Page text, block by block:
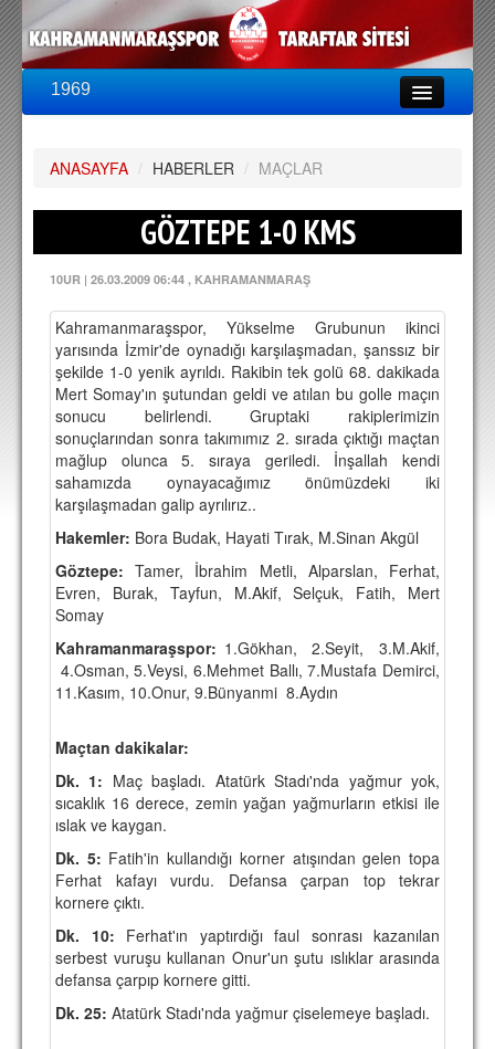
1969
PUAN DURUMU
FİKSTÜR
KADRO
A TAKIM KADROSU
TEKNİK KADRO
TRANSFERLER
TARAFTAR
BİLETLER
DEPLASMAN
LİSANSLI ÜRÜNLER
MULTİMEDYA
FOTOĞRAF & VİDEOLAR
MARŞ & TEZAHÜRATLAR
AMBLEM
SPOR TESİSLERİ
PERSONEL
SPONSORLAR
TARİHÇE
TARİHİ BAŞARILAR
ANASAYFA / HABERLER / MAÇLAR
GÖZTEPE 1-0 KMS
10UR | 26.03.2009 06:44 , KAHRAMANMARAŞ
Kahramanmaraşspor, Yükselme Grubunun ikinci
yarısında İzmir'de oynadığı karşılaşmadan, şanssız bir
şekilde 1-0 yenik ayrıldı. Rakibin tek golü 68. dakikada
Mert Somay'ın şutundan geldi ve atılan bu golle maçın
sonucu belirlendi. Gruptaki rakiplerimizin
sonuçlarından sonra takımımız 2. sırada çıktığı maçtan
mağlup olunca 5. sıraya geriledi. İnşallah kendi
sahamızda oynayacağımız önümüzdeki iki
karşılaşmadan galip ayrılırız..
Hakemler: Bora Budak, Hayati Tırak, M.Sinan Akgül
Göztepe: Tamer, İbrahim Metli, Alparslan, Ferhat,
Evren, Burak, Tayfun, M.Akif, Selçuk, Fatih, Mert
Somay
Kahramanmaraşspor: 1.Gökhan, 2.Seyit, 3.M.Akif,
4.Osman, 5.Veysi, 6.Mehmet Ballı, 7.Mustafa Demirci,
11.Kasım, 10.Onur, 9.Bünyanmi 8.Aydın
Maçtan dakikalar:
Dk. 1: Maç başladı. Atatürk Stadı'nda yağmur yok,
sıcaklık 16 derece, zemin yağan yağmurların etkisi ile
ıslak ve kaygan.
Dk. 5: Fatih'in kullandığı korner atışından gelen topa
Ferhat kafayı vurdu. Defansa çarpan top tekrar
kornere çıktı.
Dk. 10: Ferhat'ın yaptırdığı faul sonrası kazanılan
serbest vuruşu kullanan Onur'un şutu ıslıklar arasında
defansa çarpıp kornere gitti.
Dk. 25: Atatürk Stadı'nda yağmur çiselemeye başladı.